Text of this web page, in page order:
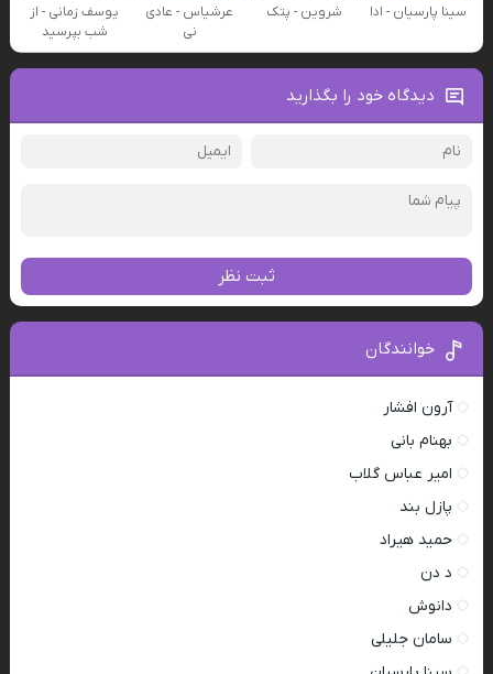
سینا پارسیان - ادا شروین - پتک
عرشیاس - عادی
نی
یوسف زمانی - از
شب بپرسید
دیدگاه خود را بگذارید
ثبت نظر
خوانندگان
آرون افشار
بهنام بانی
امیر عباس گلاب
پازل بند
حمید هیراد
د دن
دانوش
سامان جلیلی